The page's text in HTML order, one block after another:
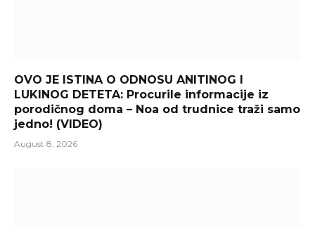
OVO JE ISTINA O ODNOSU ANITINOG I
LUKINOG DETETA: Procurile informacije iz
porodičnog doma – Noa od trudnice traži samo
jedno! (VIDEO)
August 8, 2026